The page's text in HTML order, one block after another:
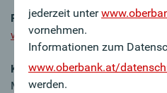
Pressefotosfinden Sie unter:
www.oberbank.at/pressefotos
Kontakt
Mag.aBeatrix Putz
jederzeit unter
vornehmen.
Informationen zum
www.oberbank.at/
werden.